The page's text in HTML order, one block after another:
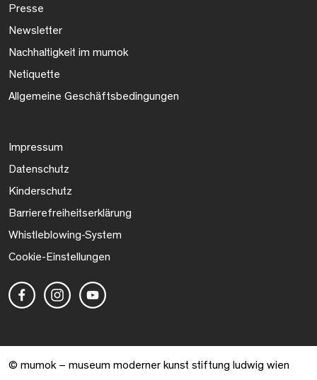
Presse
Newsletter
Nachhaltigkeit im mumok
Netiquette
Allgemeine Geschäftsbedingungen
Impressum
Datenschutz
Kinderschutz
Barrierefreiheitserklärung
Whistleblowing-System
Cookie-Einstellungen
© mumok – museum moderner kunst stiftung ludwig wien